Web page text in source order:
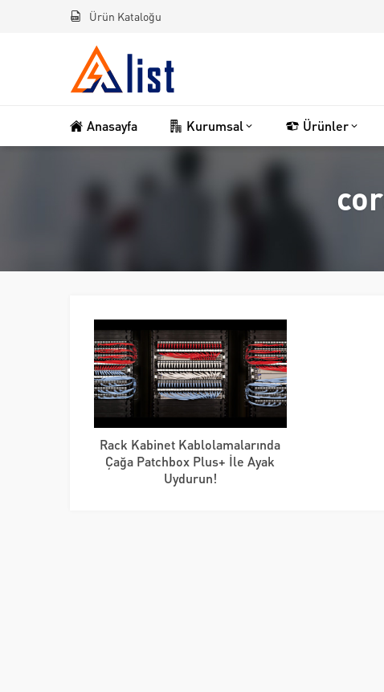
Ürün Kataloğu
Anasayfa Kurumsal Ürünler
Rack Kabinet Kablolamalarında
Çağa Patchbox Plus+ İle Ayak
Uydurun!